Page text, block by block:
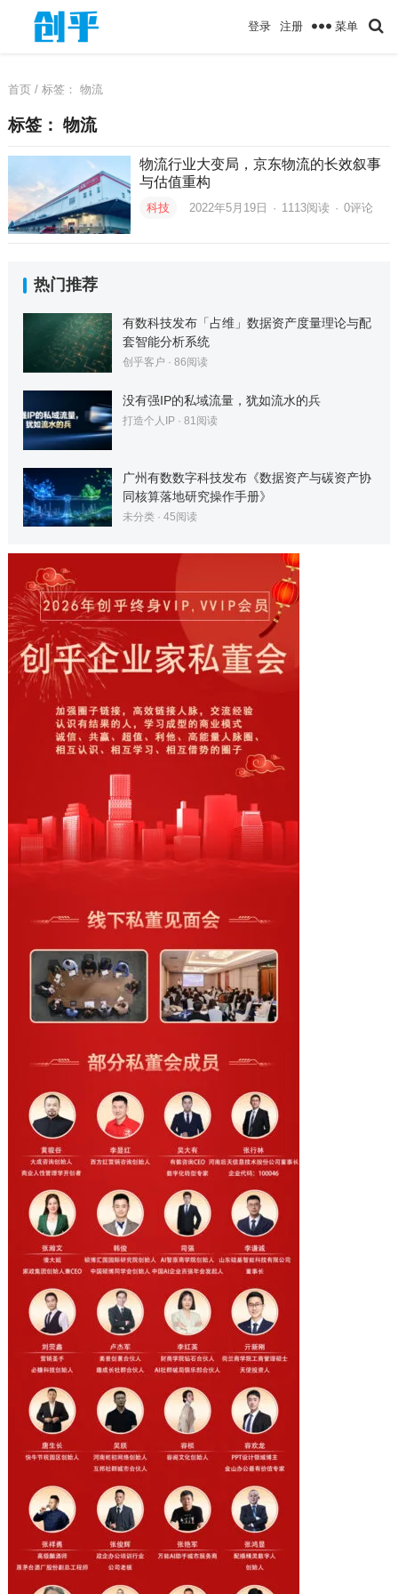
登录 注册 菜单
首页/ 标签： 物流
标签： 物流
物流行业大变局，京东物流的长效叙事
与估值重构
科技 2022年5月19日 · 1113阅读 · 0评论
热门推荐
有数科技发布「占维」数据资产度量理论与配
套智能分析系统
创乎客户 · 86阅读
没有强IP的私域流量，犹如流水的兵
打造个人IP· 81阅读
广州有数数字科技发布《数据资产与碳资产协
同核算落地研究操作手册》
未分类· 45阅读